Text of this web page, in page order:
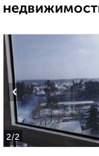
2/2
‹